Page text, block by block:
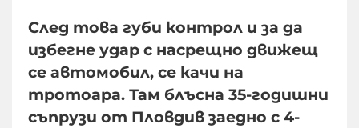
След това губи контрол и за да
избегне удар с насрещно движещ
се автомобил, се качи на
тротоара. Там блъсна 35-годишни
съпрузи от Пловдив заедно с 4-